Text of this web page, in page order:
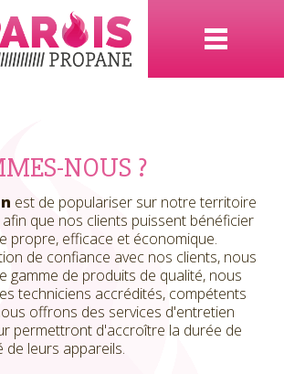
NOUS ?
est de populariser sur notre territoire
que nos clients puissent bénéficier
propre, efficace et économique.
de confiance avec nos clients, nous
gamme de produits de qualité, nous
techniciens accrédités, compétents
offrons des services d'entretien
permettront d'accroître la durée de
de leurs appareils.